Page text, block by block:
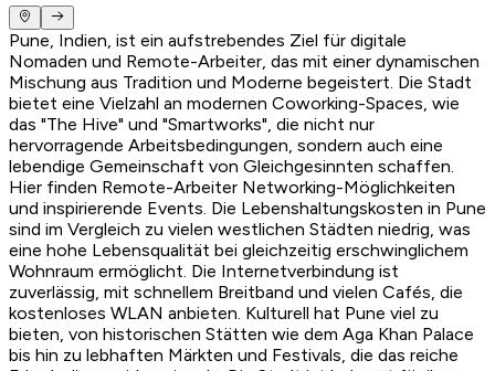
Pune, Indien, ist ein aufstrebendes Ziel für digitale
Nomaden und Remote-Arbeiter, das mit einer dynamischen
Mischung aus Tradition und Moderne begeistert. Die Stadt
bietet eine Vielzahl an modernen Coworking-Spaces, wie
das "The Hive" und "Smartworks", die nicht nur
hervorragende Arbeitsbedingungen, sondern auch eine
lebendige Gemeinschaft von Gleichgesinnten schaffen.
Hier finden Remote-Arbeiter Networking-Möglichkeiten
und inspirierende Events. Die Lebenshaltungskosten in Pune
sind im Vergleich zu vielen westlichen Städten niedrig, was
eine hohe Lebensqualität bei gleichzeitig erschwinglichem
Wohnraum ermöglicht. Die Internetverbindung ist
zuverlässig, mit schnellem Breitband und vielen Cafés, die
kostenloses WLAN anbieten. Kulturell hat Pune viel zu
bieten, von historischen Stätten wie dem Aga Khan Palace
bis hin zu lebhaften Märkten und Festivals, die das reiche